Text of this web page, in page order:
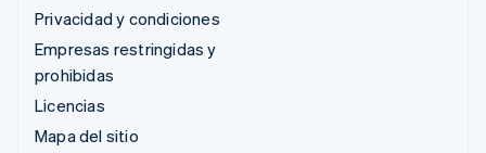
Privacidad y condiciones
Empresas restringidas y
prohibidas
Licencias
Mapa del sitio